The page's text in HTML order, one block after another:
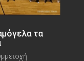
τα